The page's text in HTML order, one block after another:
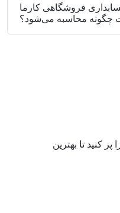
فروشگاهی کارما
چگونه محاسبه می‌شود؟
کنید تا بهترین